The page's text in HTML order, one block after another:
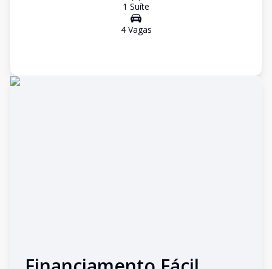
1 Suíte
4Vagas